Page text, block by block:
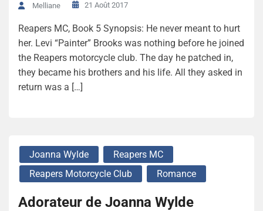
Melliane 21 Août 2017
Reapers MC, Book 5 Synopsis: He never meant to hurt
her. Levi “Painter” Brooks was nothing before he joined
the Reapers motorcycle club. The day he patched in,
they became his brothers and his life. All they asked in
return was a […]
Joanna Wylde
Reapers MC
Reapers Motorcycle Club
Romance
Adorateur de Joanna Wylde